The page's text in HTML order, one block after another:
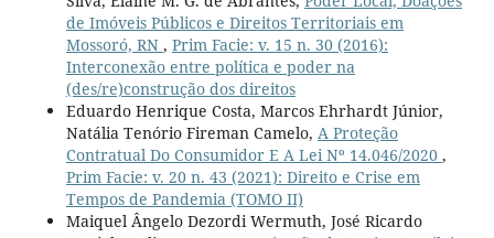
de Imóveis Públicos e Direitos Territoriais em
Mossoró, RN , Prim Facie: v. 15 n. 30 (2016):
Interconexão entre política e poder na
(des/re)construção dos direitos
Eduardo Henrique Costa, Marcos Ehrhardt Júnior,
Natália Tenório Fireman Camelo, A Proteção
Contratual Do Consumidor E A Lei Nº 14.046/2020 ,
Prim Facie: v. 20 n. 43 (2021): Direito e Crise em
Tempos de Pandemia (TOMO II)
Maiquel Ângelo Dezordi Wermuth, José Ricardo